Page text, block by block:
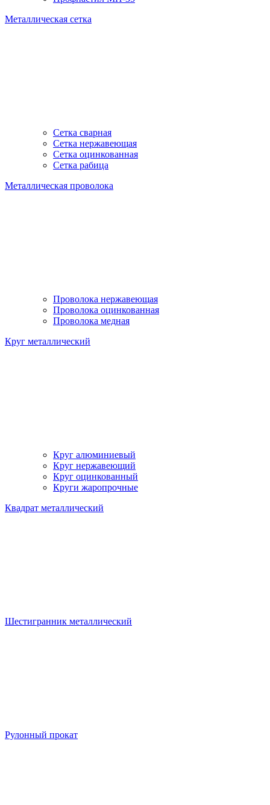
Металлическая сетка
Сетка сварная
Сетка нержавеющая
Сетка оцинкованная
Сетка рабица
Металлическая проволока
Проволока нержавеющая
Проволока оцинкованная
Проволока медная
Круг металлический
Круг алюминиевый
Круг нержавеющий
Круг оцинкованный
Круги жаропрочные
Квадрат металлический
Шестигранник металлический
Рулонный прокат